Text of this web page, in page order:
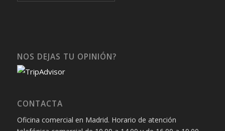
NOS DEJAS TU OPINIÓN?
CONTACTA
Oficina comercial en Madrid. Horario de atención